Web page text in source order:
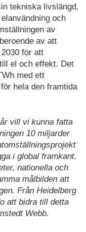
tekniska livslängd,
och
av
av att
för att
el och effekt. Det
med ett
hela den framtida
vill vi kunna fatta
10 miljarder
i global framkant.
nationella och
målbilden att
Från Heidelberg
att bidra till detta
Webb.